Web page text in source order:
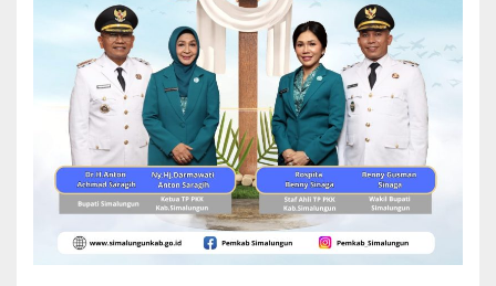
BERITA GIAT KEAGAMAAN SEREMONIAL
Wakil Bupati Simalungun Letakan Batu
Pertama Pembangunan Masjid Al Barakah
Iklas Beramal
Wakil Bupati Simalungun H Zonny Waldi melakukan
peletakan batu pertama pembangunan Masjid Al Barokah
Iklas Beramal, berlokasi Jl. besar Sidamanik Huta 8